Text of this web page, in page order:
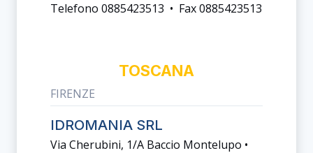
Telefono 0885423513 • Fax 0885423513
TOSCANA
FIRENZE
IDROMANIA SRL
Via Cherubini, 1/a Baccio Montelupo •